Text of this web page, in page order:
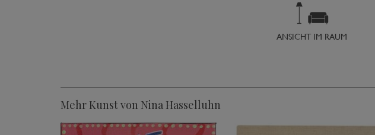
ANSICHT IM RAUM
Mehr Kunst von Nina Hasselluhn